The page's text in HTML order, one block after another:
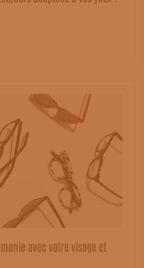
avec votre visage et